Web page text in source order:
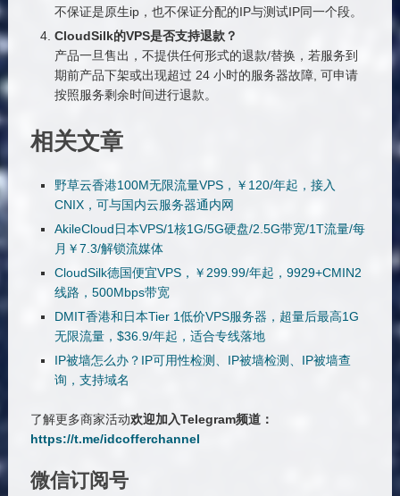
不保证是原生ip，也不保证分配的IP与测试IP同一个段。
CloudSilk的VPS是否支持退款？
产品一旦售出，不提供任何形式的退款/替换，若服务到
期前产品下架或出现超过 24 小时的服务器故障, 可申请
按照服务剩余时间进行退款。
相关文章
野草云香港100M无限流量VPS，￥120/年起，接入
CNIX，可与国内云服务器通内网
AkileCloud日本VPS/1核1G/5G硬盘/2.5G带宽/1T流量/每
月￥7.3/解锁流媒体
CloudSilk德国便宜VPS，￥299.99/年起，9929+CMIN2
线路，500Mbps带宽
DMIT香港和日本Tier 1低价VPS服务器，超量后最高1G
无限流量，$36.9/年起，适合专线落地
IP被墙怎么办？IP可用性检测、IP被墙检测、IP被墙查
询，支持域名
了解更多商家活动欢迎加入Telegram频道：
https://t.me/idcofferchannel
微信订阅号